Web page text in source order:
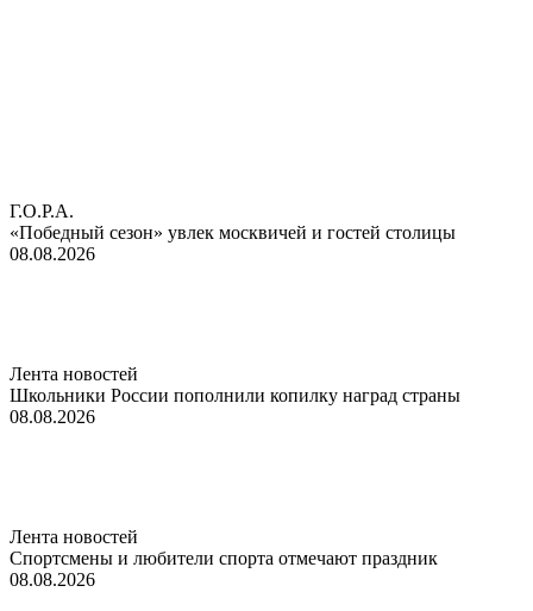
Г.О.Р.А.
«Победный сезон» увлек москвичей и гостей столицы
08.08.2026
Лента новостей
Школьники России пополнили копилку наград страны
08.08.2026
Лента новостей
Спортсмены и любители спорта отмечают праздник
08.08.2026